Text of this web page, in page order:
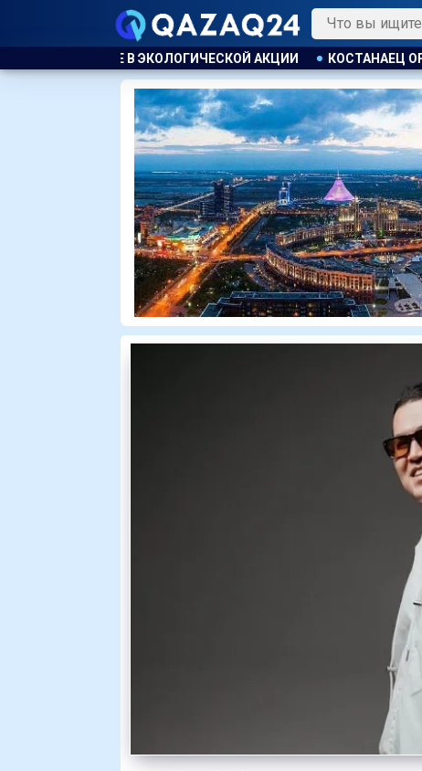
КОСТАНАЕЦ ОРГАНИЗОВАЛ НЕЗАКОННУЮ ВЫДАЧУ